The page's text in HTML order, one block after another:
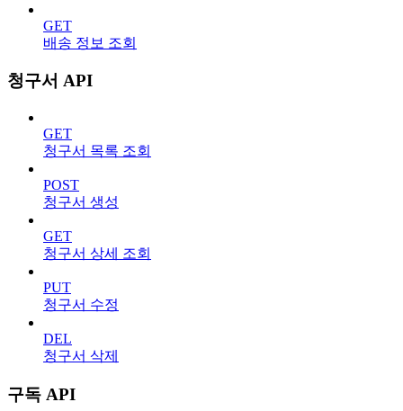
GET
배송 정보 조회
청구서 API
GET
청구서 목록 조회
POST
청구서 생성
GET
청구서 상세 조회
PUT
청구서 수정
DEL
청구서 삭제
구독 API